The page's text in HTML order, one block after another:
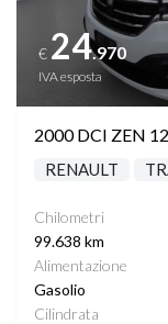
€ 24.970
IVA esposta
2000 DCI ZEN
RENAULT
Chilometri
99.638 km
Alimentazione
Gasolio
Cilindrata